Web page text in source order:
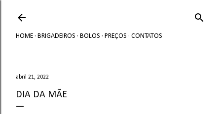
HOME BRIGADEIROS BOLOS PREÇOS CONTATOS
abril 21, 2022
DIA DA MÃE